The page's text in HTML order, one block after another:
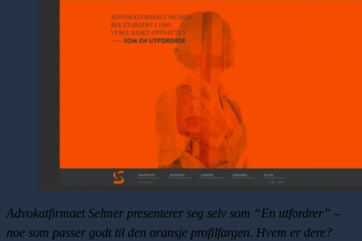
Advokatfirmaet Selmer presenterer seg selv som “En utfordrer” –
noe som passer godt til den oransje profilfargen. Hvem er dere?